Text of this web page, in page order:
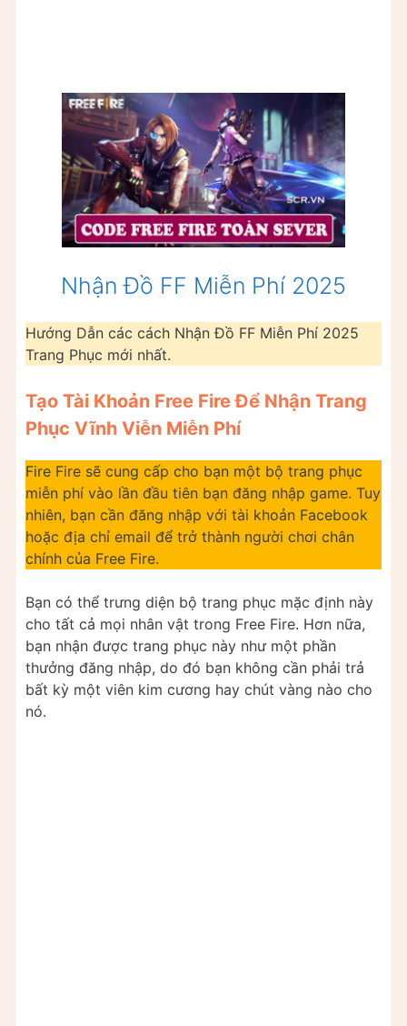
Nhận Đồ FF Miễn Phí 2025
Hướng Dẫn các cách Nhận Đồ FF Miễn Phí 2025
Trang Phục mới nhất.
Tạo Tài Khoản Free Fire Để Nhận Trang
Phục Vĩnh Viễn Miễn Phí
Fire Fire sẽ cung cấp cho bạn một bộ trang phục
miễn phí vào lần đầu tiên bạn đăng nhập game. Tuy
nhiên, bạn cần đăng nhập với tài khoản Facebook
hoặc địa chỉ email để trở thành người chơi chân
chính của Free Fire.
Bạn có thể trưng diện bộ trang phục mặc định này
cho tất cả mọi nhân vật trong Free Fire. Hơn nữa,
bạn nhận được trang phục này như một phần
thưởng đăng nhập, do đó bạn không cần phải trả
bất kỳ một viên kim cương hay chút vàng nào cho
nó.